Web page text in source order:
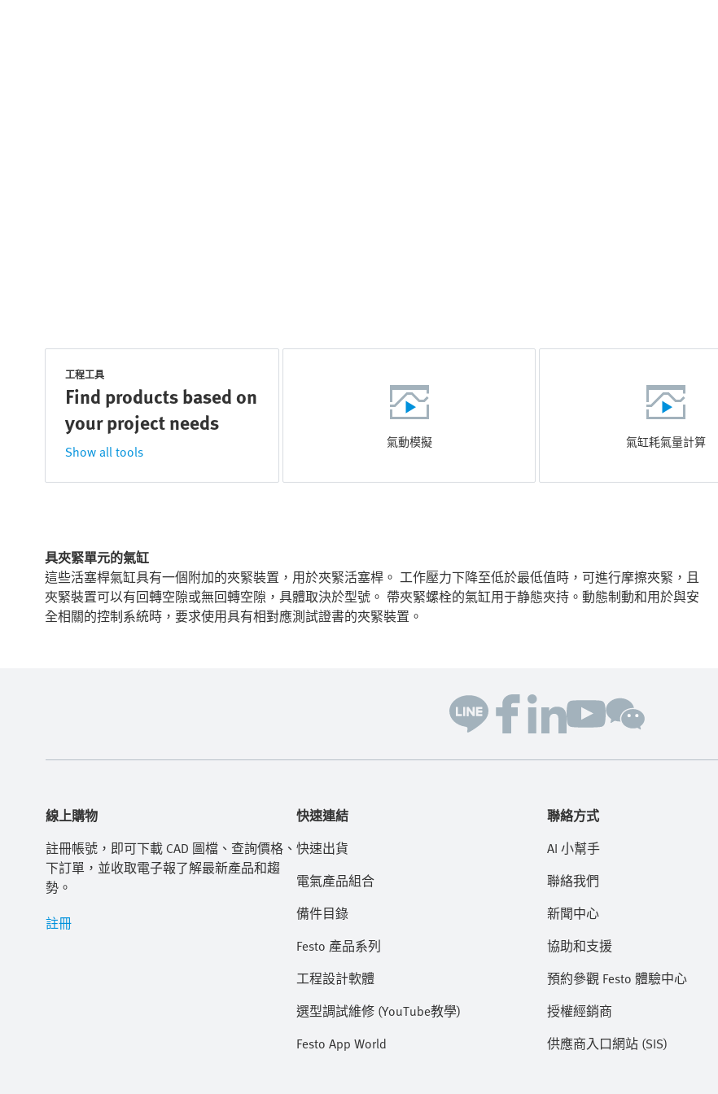
工程工具
Find products based on
your project needs
Show all tools
氣動模擬 氣缸耗氣量計算
具夾緊單元的氣缸
這些活塞桿氣缸具有一個附加的夾緊裝置，用於夾緊活塞桿。 工作壓力下降至低於最低值時，可進行摩擦夾緊，且
夾緊裝置可以有回轉空隙或無回轉空隙，具體取決於型號。 帶夾緊螺栓的氣缸用于静態夾持。動態制動和用於與安
全相關的控制系統時，要求使用具有相對應測試證書的夾緊裝置。
線上購物
註冊帳號，即可下載 CAD 圖檔、查詢價格、
下訂單，並收取電子報了解最新產品和趨
勢。
註冊
快速連結
快速出貨
電氣產品組合
備件目錄
Festo 產品系列
工程設計軟體
選型調試維修 (YouTube教學)
Festo App World
聯絡方式
AI 小幫手
聯絡我們
新聞中心
協助和支援
預約參觀 Festo 體驗中心
授權經銷商
供應商入口網站 (SIS)